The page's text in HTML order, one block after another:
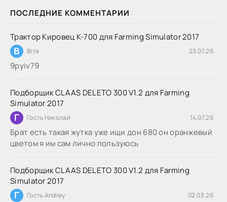
ПОСЛЕДНИЕ КОММЕНТАРИИ
Трактор Кировец К-700 для Farming Simulator 2017
В Вітя 23.07.26
9руіv79
Подборщик CLAAS DELETO 300 V1.2 для Farming
Simulator 2017
Г Гость Николай 14.07.26
Брат есть такая жутка уже ищи дон 680 он оранжевый
цветом я им сам лично пользуюсь
Подборщик CLAAS DELETO 300 V1.2 для Farming
Simulator 2017
Г Гость Andrey 02.03.26